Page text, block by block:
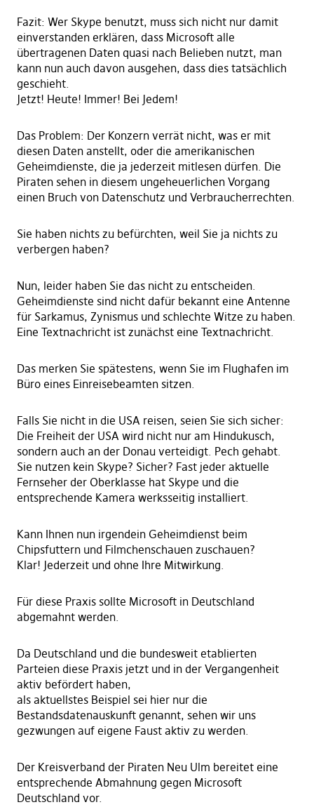
Fazit: Wer Skype benutzt, muss sich nicht nur damit
einverstanden erklären, dass Microsoft alle
übertragenen Daten quasi nach Belieben nutzt, man
kann nun auch davon ausgehen, dass dies tatsächlich
geschieht.
Jetzt! Heute! Immer! Bei Jedem!
Das Problem: Der Konzern verrät nicht, was er mit
diesen Daten anstellt, oder die amerikanischen
Geheimdienste, die ja jederzeit mitlesen dürfen. Die
Piraten sehen in diesem ungeheuerlichen Vorgang
einen Bruch von Datenschutz und Verbraucherrechten.
Sie haben nichts zu befürchten, weil Sie ja nichts zu
verbergen haben?
Nun, leider haben Sie das nicht zu entscheiden.
Geheimdienste sind nicht dafür bekannt eine Antenne
für Sarkamus, Zynismus und schlechte Witze zu haben.
Eine Textnachricht ist zunächst eine Textnachricht.
Das merken Sie spätestens, wenn Sie im Flughafen im
Büro eines Einreisebeamten sitzen.
Falls Sie nicht in die USA reisen, seien Sie sich sicher:
Die Freiheit der USA wird nicht nur am Hindukusch,
sondern auch an der Donau verteidigt. Pech gehabt.
Sie nutzen kein Skype? Sicher? Fast jeder aktuelle
Fernseher der Oberklasse hat Skype und die
entsprechende Kamera werksseitig installiert.
Kann Ihnen nun irgendein Geheimdienst beim
Chipsfuttern und Filmchenschauen zuschauen?
Klar! Jederzeit und ohne Ihre Mitwirkung.
Für diese Praxis sollte Microsoft in Deutschland
abgemahnt werden.
Da Deutschland und die bundesweit etablierten
Parteien diese Praxis jetzt und in der Vergangenheit
aktiv befördert haben,
als aktuellstes Beispiel sei hier nur die
Bestandsdatenauskunft genannt, sehen wir uns
gezwungen auf eigene Faust aktiv zu werden.
Der Kreisverband der Piraten Neu Ulm bereitet eine
entsprechende Abmahnung gegen Microsoft
Deutschland vor.